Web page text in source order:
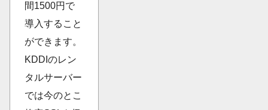
間1500円で
導入すること
ができます。
KDDIのレン
タルサーバー
では今のとこ